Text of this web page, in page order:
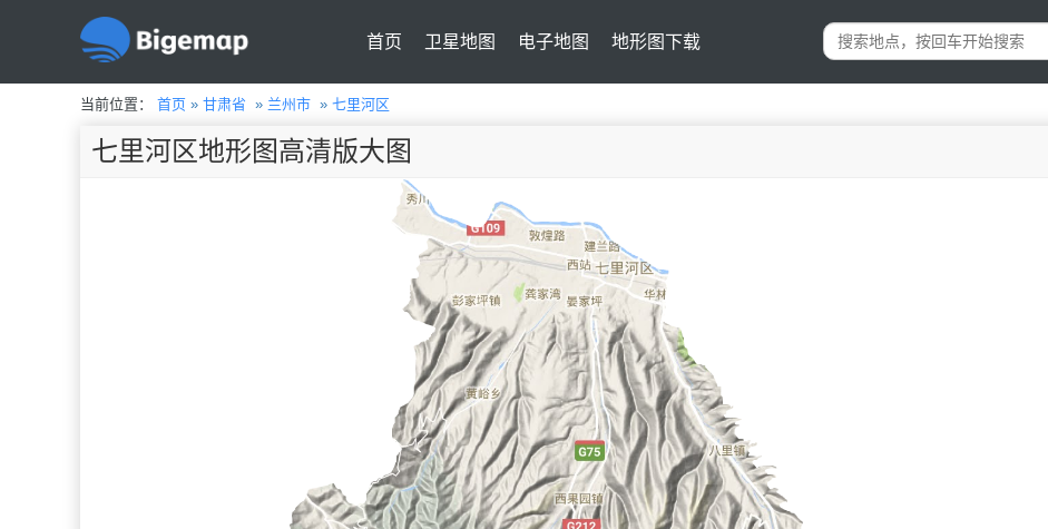
首页 卫星地图 电子地图 地形图下载
当前位置： 首页 » 甘肃省 » 兰州市 » 七里河区
七里河区地形图高清版大图